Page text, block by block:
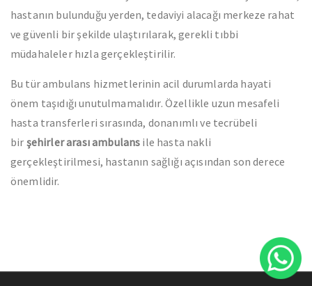
hastanın bulunduğu yerden, tedaviyi alacağı merkeze rahat
ve güvenli bir şekilde ulaştırılarak, gerekli tıbbi
müdahaleler hızla gerçekleştirilir.
Bu tür ambulans hizmetlerinin acil durumlarda hayati
önem taşıdığı unutulmamalıdır. Özellikle uzun mesafeli
hasta transferleri sırasında, donanımlı ve tecrübeli
bir şehirler arası ambulans ile hasta nakli
gerçekleştirilmesi, hastanın sağlığı açısından son derece
önemlidir.